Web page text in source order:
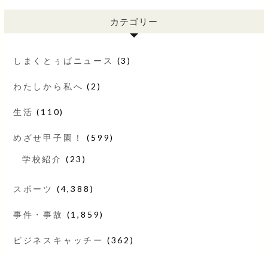
カテゴリー
しまくとぅばニュース (3)
わたしから私へ (2)
生活 (110)
めざせ甲子園！ (599)
学校紹介 (23)
スポーツ (4,388)
事件・事故 (1,859)
ビジネスキャッチー (362)